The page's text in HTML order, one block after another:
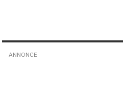
ANNONCE